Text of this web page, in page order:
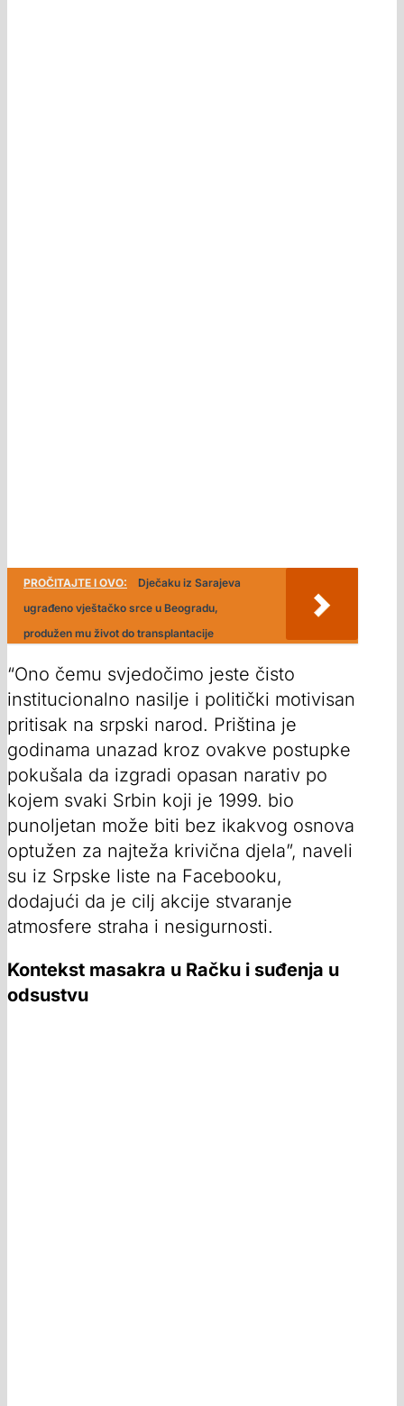
PROČITAJTE I OVO:
Dječaku iz Sarajeva
ugrađeno vještačko srce u Beogradu,
produžen mu život do transplantacije
“Ono čemu svjedočimo jeste čisto
institucionalno nasilje i politički motivisan
pritisak na srpski narod. Priština je
godinama unazad kroz ovakve postupke
pokušala da izgradi opasan narativ po
kojem svaki Srbin koji je 1999. bio
punoljetan može biti bez ikakvog osnova
optužen za najteža krivična djela”, naveli
su iz Srpske liste na Facebooku,
dodajući da je cilj akcije stvaranje
atmosfere straha i nesigurnosti.
Kontekst masakra u Račku i suđenja u
odsustvu